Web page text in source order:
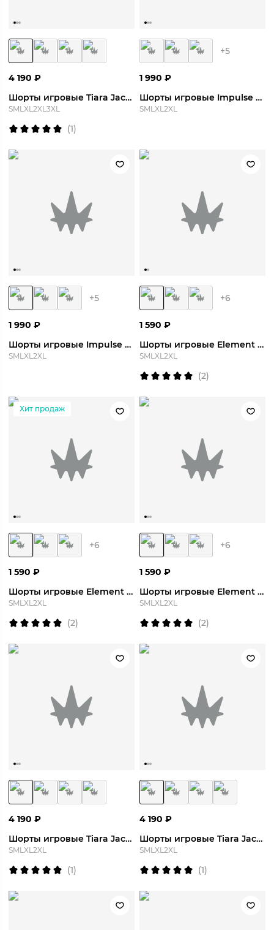
4 190 ₽
Шорты игровые Tiara Jaccard Short
SMLXL2XL3XL
(1)
+5
1 990 ₽
Шорты игровые Impulse Short
SMLXL2XL
+5
1 990 ₽
Шорты игровые Impulse Short
SMLXL2XL
+6
1 590 ₽
Шорты игровые Element Short
SMLXL2XL
(2)
Хит продаж
+6
1 590 ₽
Шорты игровые Element Short
SMLXL2XL
(2)
+6
1 590 ₽
Шорты игровые Element Short
SMLXL2XL
(2)
4 190 ₽
Шорты игровые Tiara Jaccard Short
SMLXL2XL
(1)
4 190 ₽
Шорты игровые Tiara Jaccard Short
SMLXL2XL
(1)